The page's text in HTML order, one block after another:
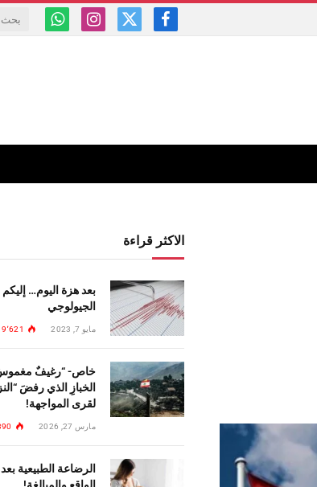
فيسبوكX
الانستغرامواتساب
الاكثر قراءة
بعد هزة اليوم…
الجيولوجي
مايو 7, 2023 9٬621
خاص- “رغيفٌ مغموسٌ
الخبازِ الذي رفضَ
لقرى المواجهة!
مارس 27, 2026
الرضاعة الطبيعية